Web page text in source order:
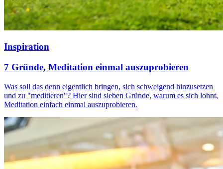
Inspiration
7 Gründe, Meditation einmal auszuprobieren
Was soll das denn eigentlich bringen, sich schweigend hinzusetzen
und zu "meditieren"? Hier sind sieben Gründe, warum es sich lohnt,
Meditation einfach einmal auszuprobieren.